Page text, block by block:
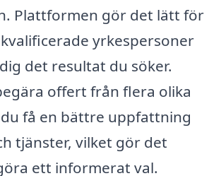
Plattformen gör det lätt för
yrkespersoner
det resultat du söker.
offert från flera olika
få en bättre uppfattning
tjänster, vilket gör det
ett informerat val.